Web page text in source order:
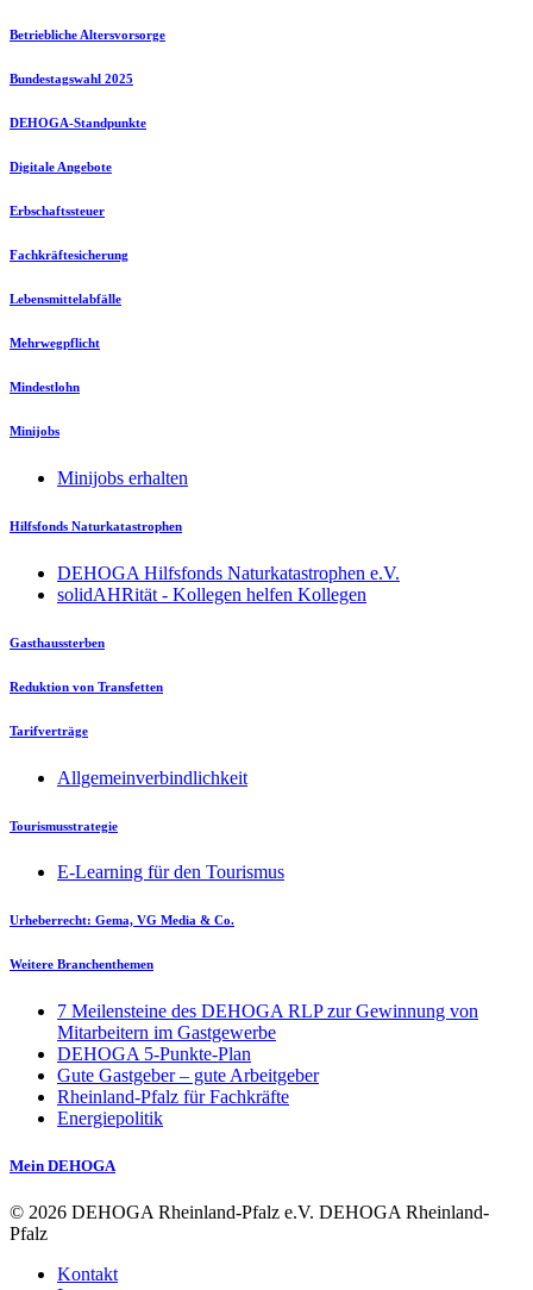
Betriebliche Altersvorsorge
Bundestagswahl 2025
DEHOGA-Standpunkte
Digitale Angebote
Erbschaftssteuer
Fachkräftesicherung
Lebensmittelabfälle
Mehrwegpflicht
Mindestlohn
Minijobs
Minijobs erhalten
Hilfsfonds Naturkatastrophen
DEHOGA Hilfsfonds Naturkatastrophen e.V.
solidAHRität - Kollegen helfen Kollegen
Gasthaussterben
Reduktion von Transfetten
Tarifverträge
Allgemeinverbindlichkeit
Tourismusstrategie
E-Learning für den Tourismus
Urheberrecht: Gema, VG Media & Co.
Weitere Branchenthemen
7 Meilensteine des DEHOGA RLP zur Gewinnung von
Mitarbeitern im Gastgewerbe
DEHOGA 5-Punkte-Plan
Gute Gastgeber – gute Arbeitgeber
Rheinland-Pfalz für Fachkräfte
Energiepolitik
Mein DEHOGA
© 2026 DEHOGA Rheinland-Pfalz e.V. DEHOGA Rheinland-
Pfalz
Kontakt